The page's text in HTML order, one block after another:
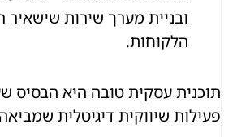
ובניית מערך שירות שישאיר
הלקוחות.
תוכנית עסקית טובה היא הבסיס
פעילות שיווקית דיגיטלית